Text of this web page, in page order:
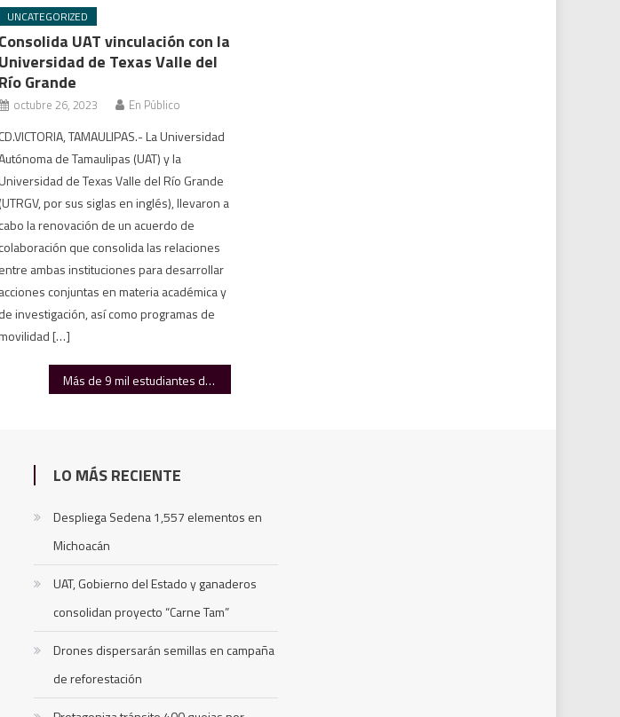
UNCATEGORIZED
Consolida UAT vinculación con la
Universidad de Texas Valle del
Río Grande
octubre 26, 2023 En Público
CD.VICTORIA, TAMAULIPAS.- La Universidad
de Tamaulipas (UAT) y la
de Texas Valle del Río Grande
(UTRGV, por sus siglas en inglés), llevaron a
cabo la renovación de un acuerdo de
colaboración que consolida las relaciones
entre ambas instituciones para desarrollar
acciones conjuntas en materia académica y
de investigación, así como programas de
[…]
Más de 9 mil estudiantes de la UAT reciben la Beca “Futuro Tamaulipas”
LO MÁS RECIENTE
Despliega Sedena 1,557 elementos en
Michoacán
UAT, Gobierno del Estado y ganaderos
consolidan proyecto “Carne Tam”
Drones dispersarán semillas en campaña
de reforestación